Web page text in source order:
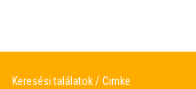
Keresési találatok Cimke